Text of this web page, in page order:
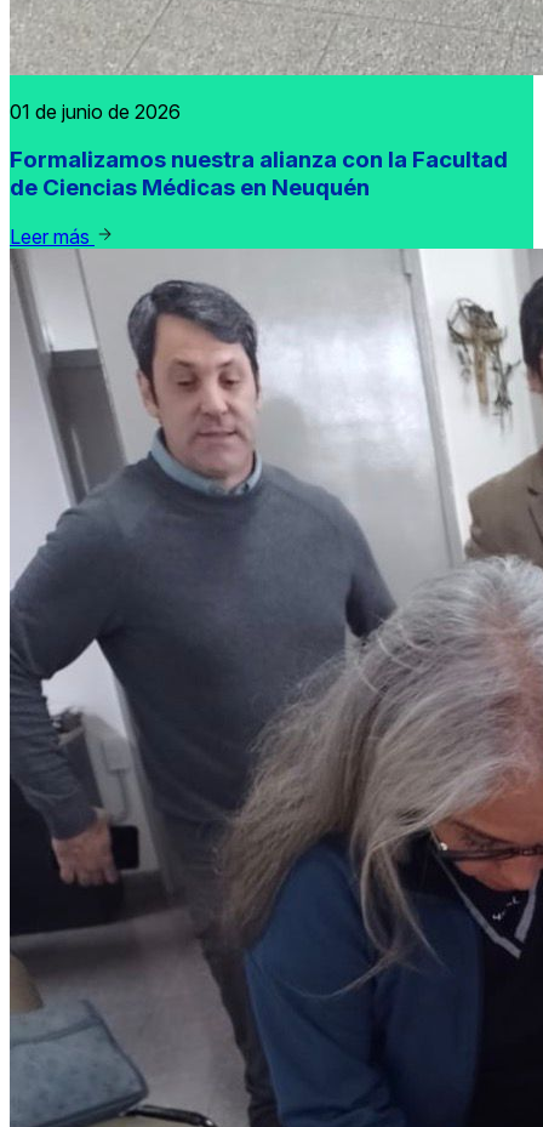
01 de junio de 2026
Formalizamos nuestra alianza con la Facultad
de Ciencias Médicas en Neuquén
Leer más